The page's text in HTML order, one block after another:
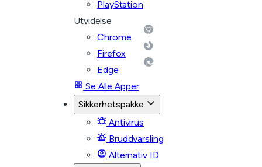
PlayStation
Utvidelse
Chrome
Firefox
Edge
Se Alle Apper
Sikkerhetspakke
Antivirus
Bruddvarsling
Alternativ ID